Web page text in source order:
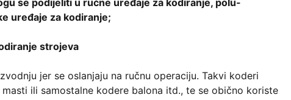
se podijeliti u ručne uređaje za kodiranje, polu-
uređaje za kodiranje;
strojeva
jer se oslanjaju na ručnu operaciju. Takvi koderi
ili samostalne kodere balona itd., te se obično koriste